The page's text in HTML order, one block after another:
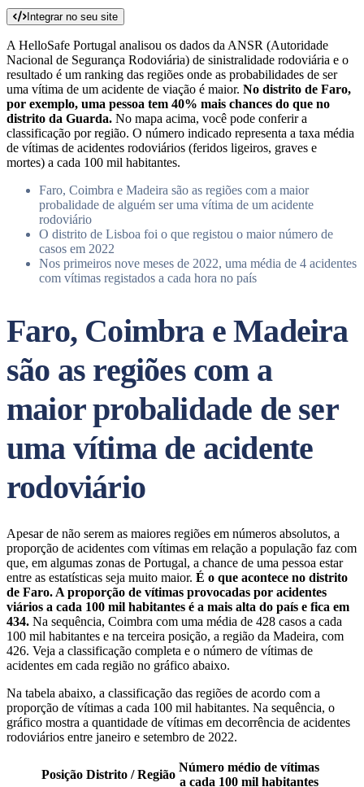
Integrar no seu site
A HelloSafe Portugal analisou os dados da ANSR (Autoridade
Nacional de Segurança Rodoviária) de sinistralidade rodoviária e o
resultado é um ranking das regiões onde as probabilidades de ser
uma vítima de um acidente de viação é maior. No distrito de Faro,
por exemplo, uma pessoa tem 40% mais chances do que no
distrito da Guarda. No mapa acima, você pode conferir a
classificação por região. O número indicado representa a taxa média
de vítimas de acidentes rodoviários (feridos ligeiros, graves e
mortes) a cada 100 mil habitantes.
Faro, Coimbra e Madeira são as regiões com a maior
probalidade de alguém ser uma vítima de um acidente
rodoviário
O distrito de Lisboa foi o que registou o maior número de
casos em 2022
Nos primeiros nove meses de 2022, uma média de 4 acidentes
com vítimas registados a cada hora no país
Faro, Coimbra e Madeira
são as regiões com a
maior probalidade de ser
uma vítima de acidente
rodoviário
Apesar de não serem as maiores regiões em números absolutos, a
proporção de acidentes com vítimas em relação a população faz com
que, em algumas zonas de Portugal, a chance de uma pessoa estar
entre as estatísticas seja muito maior. É o que acontece no distrito
de Faro. A proporção de vítimas provocadas por acidentes
viários a cada 100 mil habitantes é a mais alta do país e fica em
434. Na sequência, Coimbra com uma média de 428 casos a cada
100 mil habitantes e na terceira posição, a região da Madeira, com
426. Veja a classificação completa e o número de vítimas de
acidentes em cada região no gráfico abaixo.
Na tabela abaixo, a classificação das regiões de acordo com a
proporção de vítimas a cada 100 mil habitantes. Na sequência, o
gráfico mostra a quantidade de vítimas em decorrência de acidentes
rodoviários entre janeiro e setembro de 2022.
Posição Distrito / Região
Número médio de vítimas
a cada 100 mil habitantes